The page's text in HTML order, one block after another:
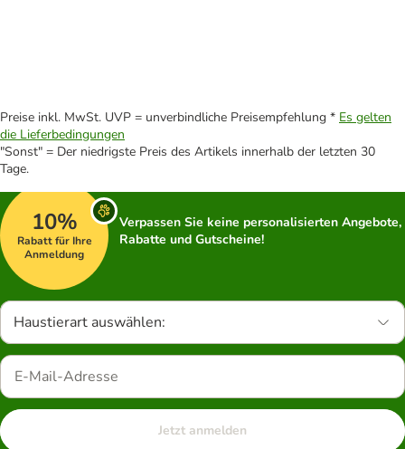
Preise inkl. MwSt. UVP = unverbindliche Preisempfehlung * Es gelten
die Lieferbedingungen
"Sonst" = Der niedrigste Preis des Artikels innerhalb der letzten 30
Tage.
10%
Rabatt für Ihre
Anmeldung
Verpassen Sie keine personalisierten Angebote,
Rabatte und Gutscheine!
Haustierart auswählen:
Jetzt anmelden